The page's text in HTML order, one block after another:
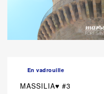
En vadrouille
MASSILIA♥ #3